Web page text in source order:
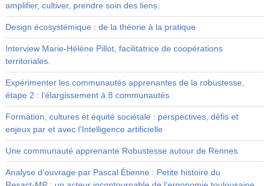
amplifier, cultiver, prendre soin des liens.
Design écosystémique : de la théorie à la pratique
Interview Marie-Hélène Pillot, facilitatrice de coopérations
territoriales.
Expérimenter les communautés apprenantes de la robustesse,
étape 2 : l’élargissement à 8 communautés
Formation, cultures et équité sociétale : perspectives, défis et
enjeux par et avec l’Intelligence artificielle
Une communauté apprenante Robustesse autour de Rennes
Analyse d’ouvrage par Pascal Étienne : Petite histoire du